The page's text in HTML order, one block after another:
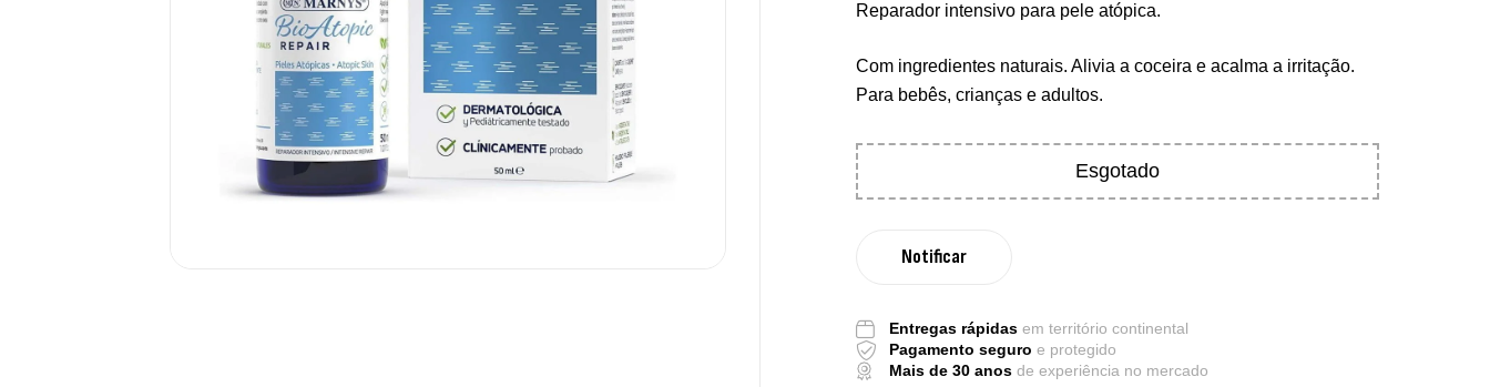
Reparador intensivo para pele atópica.
Com ingredientes naturais. Alivia a coceira e acalma a irritação.
Para bebês, crianças e adultos.
Esgotado
Entregas rápidasem território continental
Pagamento seguro e protegido
Mais de 30 anosde experiência no mercado
Pure Electrolytes 270 G Ostrovit
Desporto,Suplementos
Ostrovit
Saúde Óssea,Suplementos